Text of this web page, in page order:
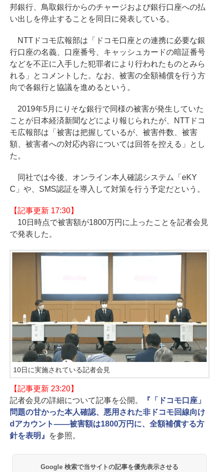
邦銀行、鳥取銀行からのチャージおよび銀行口座への払
い出しを停止することを同日に発表している。
NTTドコモ広報部は「ドコモ口座との連携に必要な銀
行口座の名義、口座番号、キャッシュカードの暗証番号
などを不正に入手した犯罪者により行われたものとみら
れる」とコメントした。なお、被害の全額補償を行う方
向で各銀行と協議を進めるという。
2019年5月にりそな銀行で同様の被害が発生していた
ことが日本経済新聞などにより報じられたが、NTTドコ
モ広報部は「被害は把握しているが、被害件数、被害
額、被害者への対応内容については回答を控える」とし
た。
同社では今後、オンライン本人確認システム「eKY
C」や、SMS認証を導入して対策を行う予定だという。
【記事更新 17:30】
10日時点で被害額が1800万円に上ったことを記者会見
で発表した。
10日に実施されている記者会見
【記事更新 23:20】
記者会見の詳細について記事を公開。
『「ドコモ口座」
問題の甘かった本人確認、悪用された非ドコモ回線向け
dアカウント――被害額は1800万円に、全額補償する方
針を表明』
を参照。
Google 検索で当サイトの記事を優先表示させる